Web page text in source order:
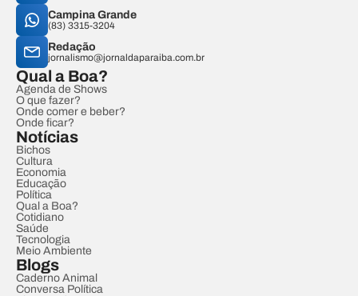
Campina Grande
(83) 3315-3204
Redação
jornalismo@jornaldaparaiba.com.br
Qual a Boa?
Agenda de Shows
O que fazer?
Onde comer e beber?
Onde ficar?
Notícias
Bichos
Cultura
Economia
Educação
Política
Qual a Boa?
Cotidiano
Saúde
Tecnologia
Meio Ambiente
Blogs
Caderno Animal
Conversa Política